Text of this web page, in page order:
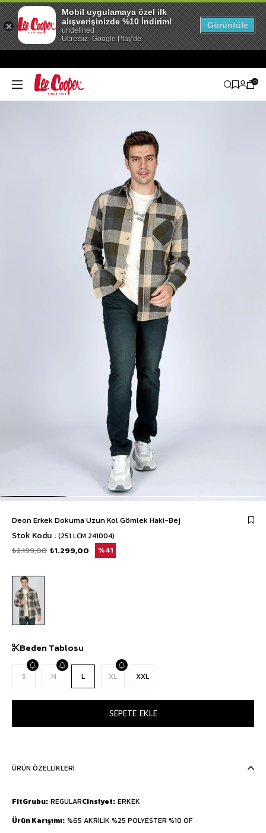
0
Deon Erkek Dokuma Uzun Kol Gömlek Haki-Bej
Stok Kodu (251 LCM 241004)
₺2.199,00 ₺1.299,00 41
Beden Tablosu
S M L XL XXL
ÜRÜN ÖZELLIKLERI
FitGrubu REGULARCinsiyet ERKEK
Ürün Karışımı %65 AKRİLİK %25 POLYESTER %10 OF
Mobil uygulamaya özel ilk
alışverişinizde %10 İndirim!
undefined
Ücretsiz -Google Play'de
Görüntüle